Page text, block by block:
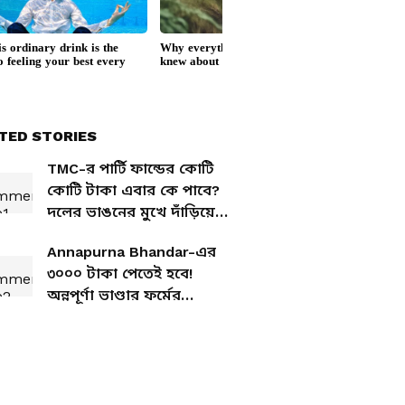
STORIES
TMC-র পার্টি ফান্ডের কোটি
কোটি টাকা এবার কে পাবে?
দলের ভাঙনের মুখে দাঁড়িয়ে
Annapurna Bhandar-এর
৩০০০ টাকা পেতেই হবে!
অন্নপূর্ণা ভাণ্ডার ফর্মের